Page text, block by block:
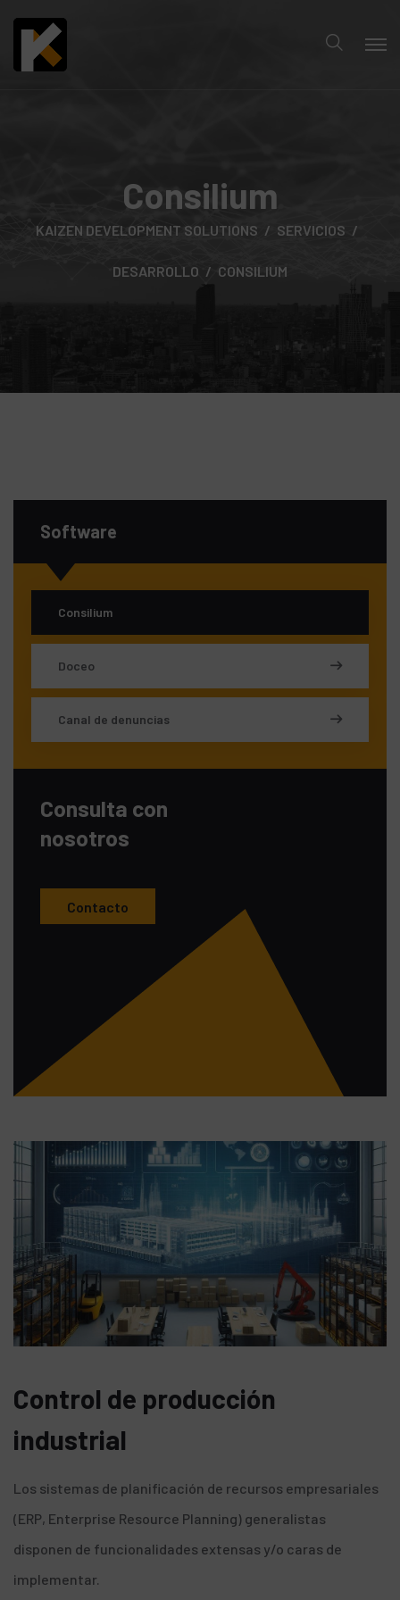
Consilium
KAIZEN DEVELOPMENT SOLUTIONS SERVICIOS
DESARROLLO CONSILIUM
Software
Consilium
Doceo
Canal de denuncias
Consulta con
nosotros
Contacto
Control de producción
industrial
Los sistemas de planificación de recursos empresariales
(ERP, Enterprise Resource Planning) generalistas
disponen de funcionalidades extensas y/o caras de
implementar.